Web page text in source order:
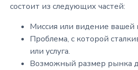
состоит из следующих частей:
Миссия или видение вашей
Проблема, с которой
или услуга.
Возможный размер рынка